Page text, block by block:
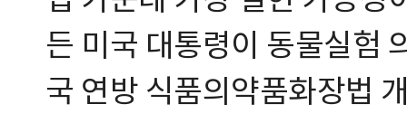
든 미국 대통령이 동물실험
국 연방 식품의약품화장법